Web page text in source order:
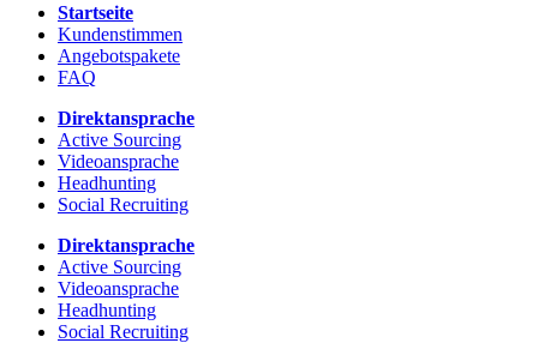
Startseite
Kundenstimmen
Angebotspakete
FAQ
Direktansprache
Active Sourcing
Videoansprache
Headhunting
Social Recruiting
Direktansprache
Active Sourcing
Videoansprache
Headhunting
Social Recruiting